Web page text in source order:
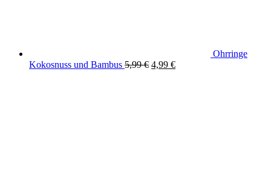
Ohrringe
Kokosnuss und Bambus 5,99€ Original
4,99 €Current